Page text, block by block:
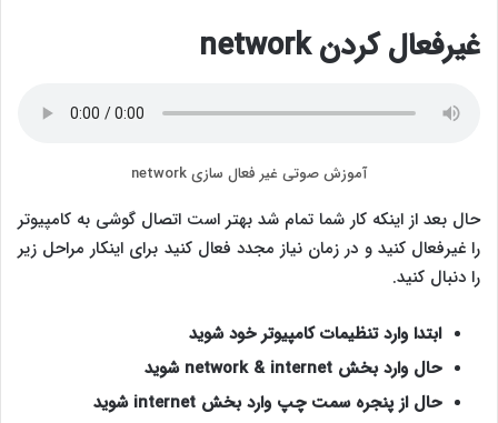
غیرفعال کردن network
آموزش صوتی غیر فعال سازی network
حال بعد از اینکه کار شما تمام شد بهتر است اتصال گوشی به کامپیوتر
را غیرفعال کنید و در زمان نیاز مجدد فعال کنید برای اینکار مراحل زیر
را دنبال کنید.
ابتدا وارد تنظیمات کامپیوتر خود شوید
حال وارد بخش network & internet شوید
حال از پنجره سمت چپ وارد بخش internet شوید